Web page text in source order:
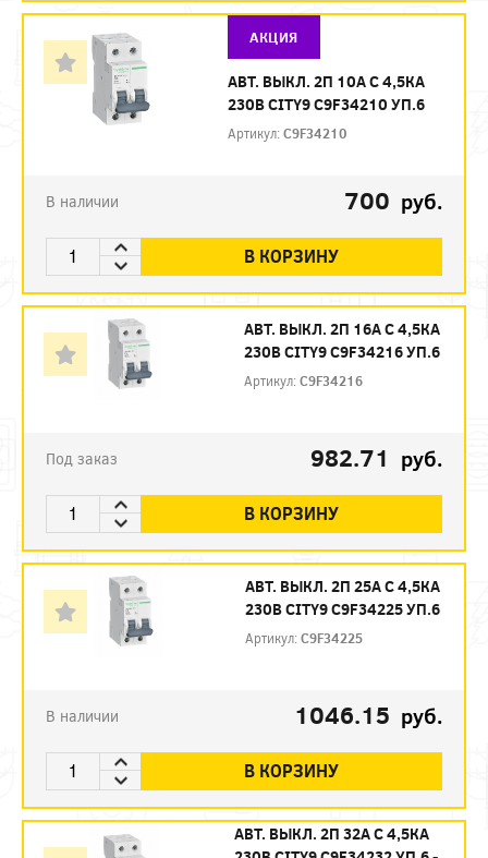
АКЦИЯ
АВТ. ВЫКЛ. 2П 10А С 4,5КА
230В CITY9 C9F34210 УП.6
Артикул:C9F34210
В наличии 700 руб.
В КОРЗИНУ
АВТ. ВЫКЛ. 2П 16А С 4,5КА
230В CITY9 C9F34216 УП.6
Артикул:C9F34216
Под заказ 982.71 руб.
В КОРЗИНУ
АВТ. ВЫКЛ. 2П 25А С 4,5КА
230В CITY9 C9F34225 УП.6
Артикул:C9F34225
В наличии 1046.15 руб.
В КОРЗИНУ
АВТ. ВЫКЛ. 2П 32А С 4,5КА